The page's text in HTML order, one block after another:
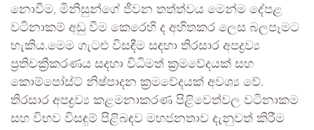
නොවීම, මිනිසුන්ගේ ජීවන තත්ත්වය මෙන්ම දේපළ
වටිනාකම් අඩු වීම කෙරෙහි ද අහිතකර ලෙස බලපෑමට
හැකිය.මෙම ගැටළු විසඳීම සඳහා තිරසාර අපද්‍රව්‍ය
ප්‍රතිචක්‍රීකරණය සදහා විධිමත් ක්‍රමවේදයක් සහ
කොම්පෝස්ට් නිෂ්පාදන ක්‍රමවේදයක් අවශ්‍ය වේ.
තිරසාර අපද්‍රව්‍ය කළමනාකරණ පිළිවෙත්වල වටිනාකම
සහ විභව විසඳුම් පිළිබඳව මහජනතාව දැනුවත් කිරීම